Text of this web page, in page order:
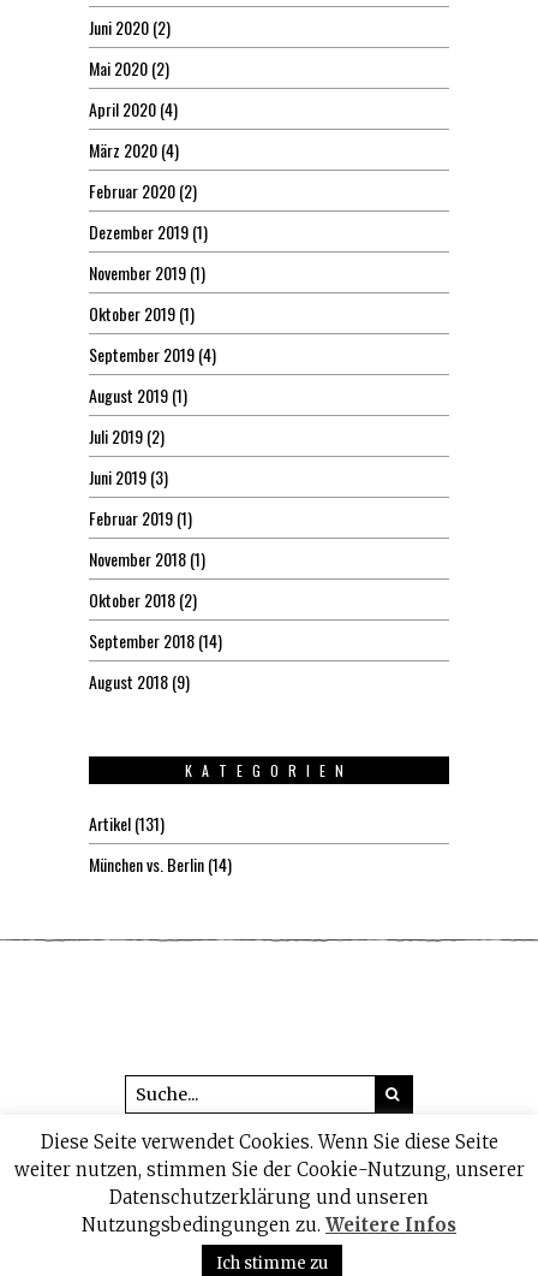
Juni 2020(2)
Mai 2020(2)
April 2020(4)
März 2020(4)
Februar 2020(2)
Dezember 2019(1)
November 2019(1)
Oktober 2019(1)
September 2019(4)
August 2019(1)
Juli 2019(2)
Juni 2019(3)
Februar 2019(1)
November 2018(1)
Oktober 2018(2)
September 2018(14)
August 2018(9)
KATEGORIEN
Artikel(131)
München vs. Berlin(14)
© 2026 headline1.de
IMPRESSUM DATENSCHUTZ
Diese Seite verwendet Cookies. Wenn Sie diese Seite
weiter nutzen, stimmen Sie der Cookie-Nutzung, unserer
Datenschutzerklärung und unseren
Nutzungsbedingungen zu. Weitere Infos
Ich stimme zu